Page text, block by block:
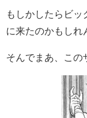
もしかしたらビッ
に来たのかもしれ
そんでまあ、この